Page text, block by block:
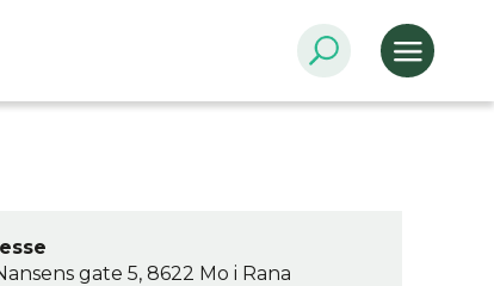
gate 5, 8622 Mo i Rana